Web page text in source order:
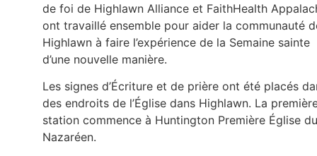
de foi de Highlawn Alliance et FaithHealth
ont travaillé ensemble pour aider la communauté
Highlawn à faire l’expérience de la Semaine sainte
d’une nouvelle manière.
Les signes d’Écriture et de prière ont été placés
des endroits de l’Église dans Highlawn. La
station commence à Huntington Première Église du
Nazaréen.